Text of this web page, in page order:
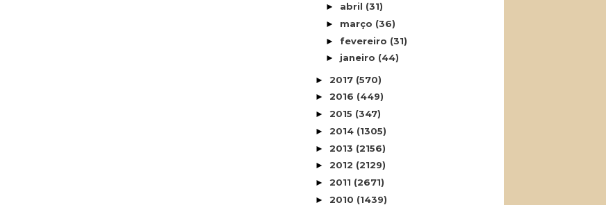
► abril (31)
► março (36)
► fevereiro (31)
► janeiro (44)
► 2017 (570)
► 2016 (449)
► 2015 (347)
► 2014 (1305)
► 2013 (2156)
► 2012 (2129)
► 2011 (2671)
► 2010 (1439)